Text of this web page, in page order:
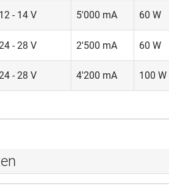
12 - 14 V 5'000 mA 60 W
- 28 V 2'500 mA 60 W
- 28 V 4'200 mA 100 W